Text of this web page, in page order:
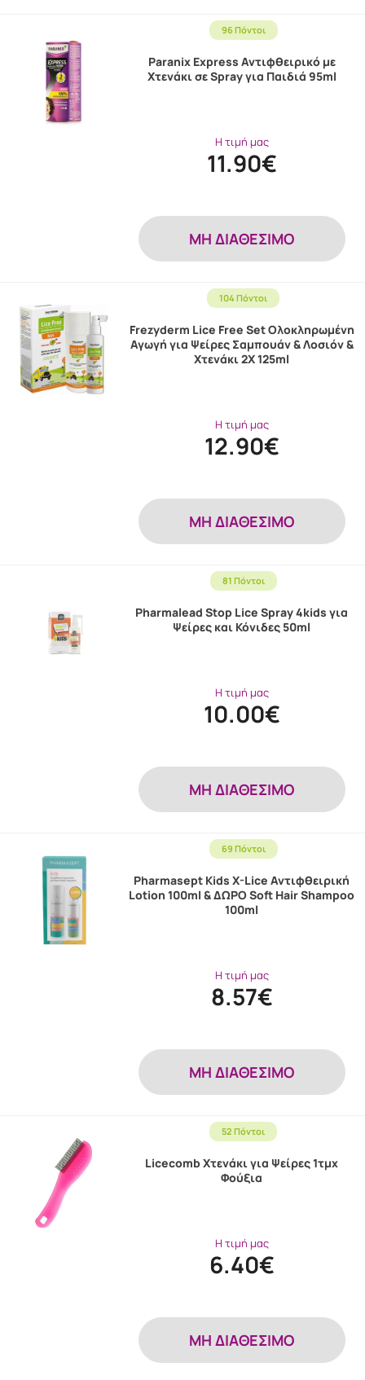
96 Πόντοι
Paranix Express Αντιφθειρικό με
Χτενάκι σε Spray για Παιδιά 95ml
Η τιμή μας
11.90€
MH ΔΙΑΘΕΣΙΜΟ
104 Πόντοι
Frezyderm Lice Free Set Ολοκληρωμένη
Αγωγή για Ψείρες Σαμπουάν & Λοσιόν &
Χτενάκι 2X 125ml
Η τιμή μας
12.90€
MH ΔΙΑΘΕΣΙΜΟ
81 Πόντοι
Pharmalead Stop Lice Spray 4kids για
Ψείρες και Κόνιδες 50ml
Η τιμή μας
10.00€
MH ΔΙΑΘΕΣΙΜΟ
69 Πόντοι
Pharmasept Kids X-Lice Αντιφθειρική
Lotion 100ml & ΔΩΡΟ Soft Hair Shampoo
100ml
Η τιμή μας
8.57€
MH ΔΙΑΘΕΣΙΜΟ
52 Πόντοι
Licecomb Χτενάκι για Ψείρες 1τμχ
Φούξια
Η τιμή μας
6.40€
MH ΔΙΑΘΕΣΙΜΟ